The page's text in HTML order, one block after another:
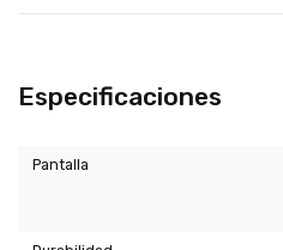
Especificaciones
Pantalla